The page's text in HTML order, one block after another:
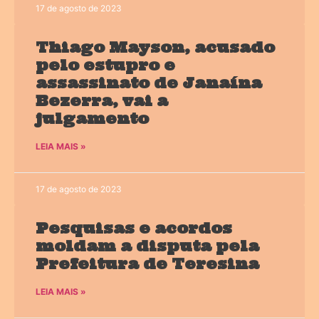
17 de agosto de 2023
Thiago Mayson, acusado
pelo estupro e
assassinato de Janaína
Bezerra, vai a
julgamento
LEIA MAIS »
17 de agosto de 2023
Pesquisas e acordos
moldam a disputa pela
Prefeitura de Teresina
LEIA MAIS »